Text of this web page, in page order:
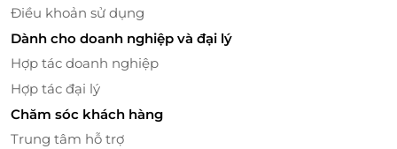
Điều khoản sử dụng
Dành cho doanh nghiệp và đại lý
Hợp tác doanh nghiệp
Hợp tác đại lý
Chăm sóc khách hàng
Trung tâm hỗ trợ